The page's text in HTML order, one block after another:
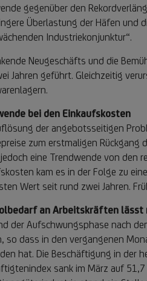
gegenüber den
Überlastung der Häfen und
Industriekonjunktur“.
Neugeschäfts und die
Jahren geführt. Gleichzeitig
bei den Einkaufskosten
der angebotsseitigen
zum erstmaligen
eine Trendwende von den
kam es in der Folge zu
Wert seit rund zwei Jahren.
an Arbeitskräften lässt
der Aufschwungsphase nach
so dass in den vergangenen
hat. Die Beschäftigung in der
sank im März auf